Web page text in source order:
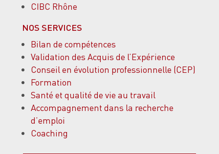
CIBC Rhône
NOS SERVICES
Bilan de compétences
Validation des Acquis de l’Expérience
Conseil en évolution professionnelle (CEP)
Formation
Santé et qualité de vie au travail
Accompagnement dans la recherche
d’emploi
Coaching